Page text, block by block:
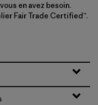
en avez besoin.
Fair Trade Certified™.